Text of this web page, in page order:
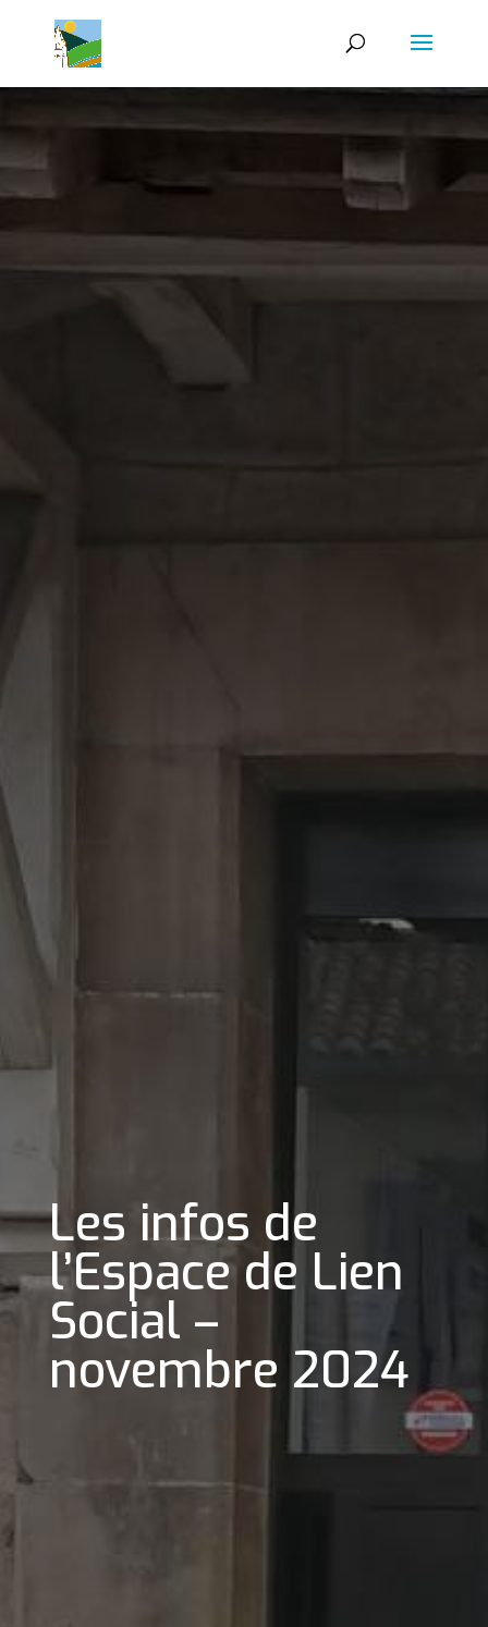
Les infos de
l’Espace de Lien
Social –
novembre 2024